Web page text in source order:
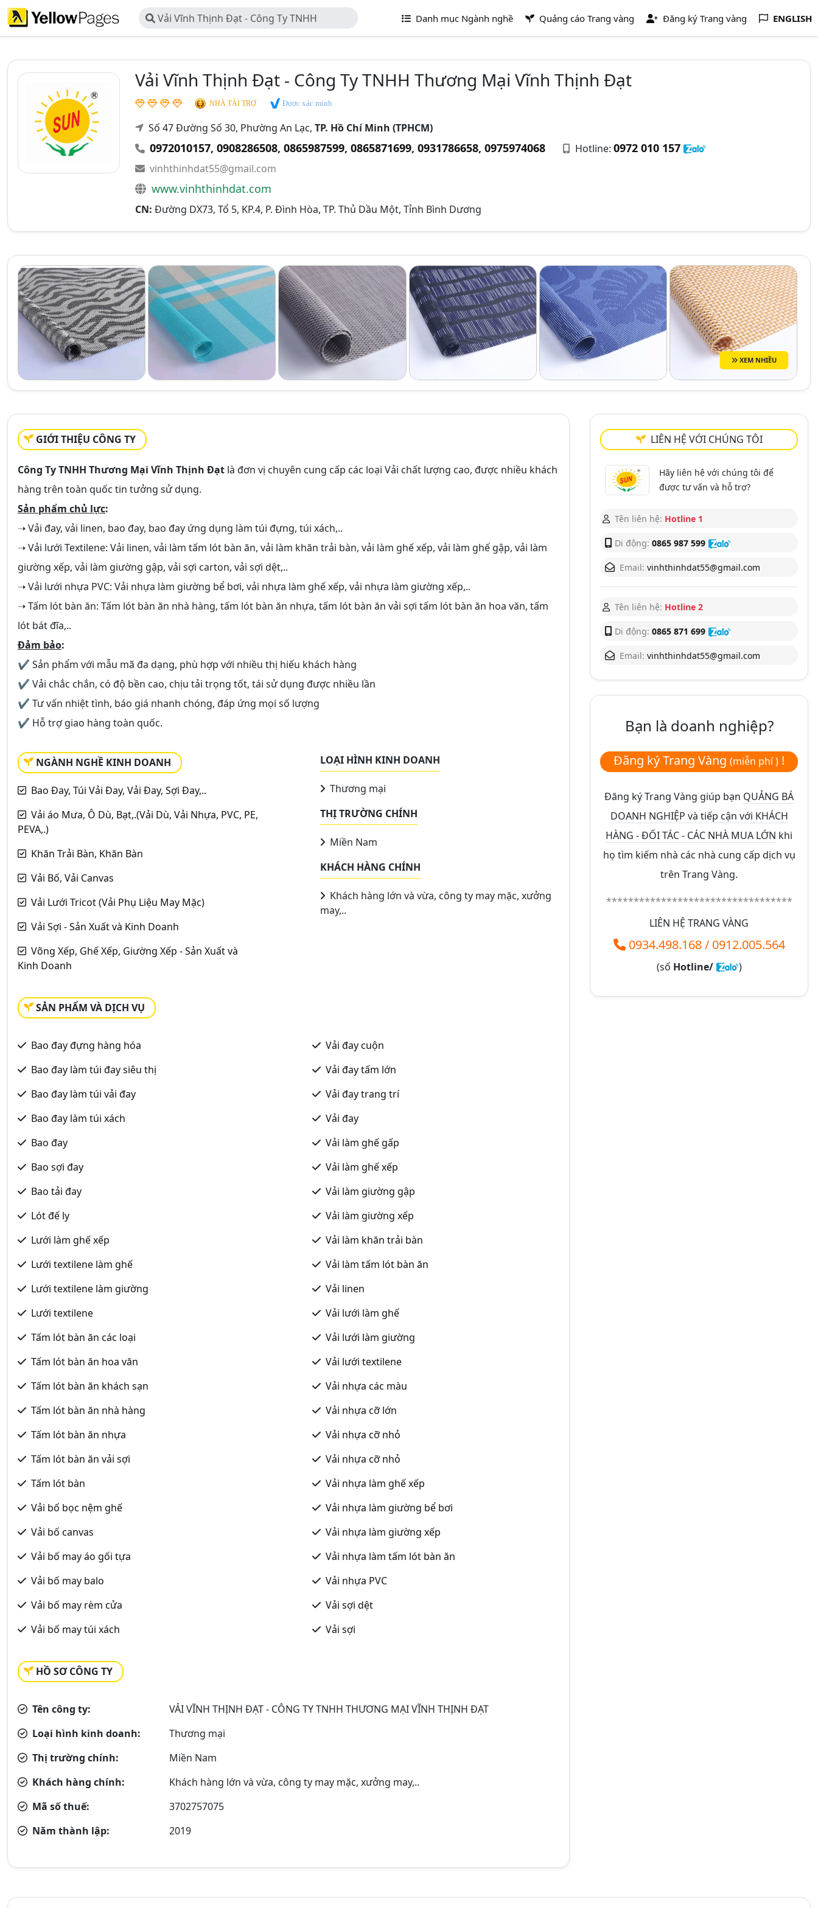
Vải Vĩnh Thịnh Đạt - Công Ty TNHH
Thương Mại Vĩnh Thịnh Đạt
Danh mục Ngành nghề Quảng cáo Trang vàng Đăng ký Trang vàng ENGLISH
Vải Vĩnh Thịnh Đạt - Công Ty TNHH Thương Mại Vĩnh Thịnh Đạt
NHÀ TÀI TRỢ Được xác minh
Số 47 Đường Số 30, Phường An Lạc, TP. Hồ Chí Minh (TPHCM)
0972010157, 0908286508, 0865987599, 0865871699, 0931786658, 0975974068 Hotline: 0972 010 157
vinhthinhdat55@gmail.com
www.vinhthinhdat.com
CN: Đường DX73, Tổ 5, KP.4, P. Đình Hòa, TP. Thủ Dầu Một, Tỉnh Bình Dương
XEM NHIỀU
GIỚI THIỆU CÔNG TY
Công Ty TNHH Thương Mại Vĩnh Thịnh Đạt là đơn vị chuyên cung cấp các loại Vải chất lượng cao, được nhiều khách
hàng trên toàn quốc tin tưởng sử dụng.
Sản phẩm chủ lực:
➝ Vải đay, vải linen, bao đay, bao đay ứng dụng làm túi đựng, túi xách,..
➝ Vải lưới Textilene: Vải linen, vải làm tấm lót bàn ăn, vải làm khăn trải bàn, vải làm ghế xếp, vải làm ghế gập, vải làm
giường xếp, vải làm giường gập, vải sợi carton, vải sợi dệt,..
➝ Vải lưới nhựa PVC: Vải nhựa làm giường bể bơi, vải nhựa làm ghế xếp, vải nhựa làm giường xếp,..
➝ Tấm lót bàn ăn: Tấm lót bàn ăn nhà hàng, tấm lót bàn ăn nhựa, tấm lót bàn ăn vải sợi tấm lót bàn ăn hoa văn, tấm
lót bát đĩa,..
Đảm bảo:
✔ Sản phẩm với mẫu mã đa dạng, phù hợp với nhiều thị hiếu khách hàng
✔ Vải chắc chắn, có độ bền cao, chịu tải trọng tốt, tái sử dụng được nhiều lần
✔ Tư vấn nhiệt tình, báo giá nhanh chóng, đáp ứng mọi số lượng
✔ Hỗ trợ giao hàng toàn quốc.
NGÀNH NGHỀ KINH DOANH
Bao Đay, Túi Vải Đay, Vải Đay, Sợi Đay,..
Vải áo Mưa, Ô Dù, Bạt,.(Vải Dù, Vải Nhựa, PVC, PE,
PEVA,.)
Khăn Trải Bàn, Khăn Bàn
Vải Bố, Vải Canvas
Vải Lưới Tricot (Vải Phụ Liệu May Mặc)
Vải Sợi - Sản Xuất và Kinh Doanh
Võng Xếp, Ghế Xếp, Giường Xếp - Sản Xuất và
Kinh Doanh
LOẠI HÌNH KINH DOANH
Thương mại
THỊ TRƯỜNG CHÍNH
Miền Nam
KHÁCH HÀNG CHÍNH
Khách hàng lớn và vừa, công ty may mặc, xưởng
may,..
SẢN PHẨM VÀ DỊCH VỤ
Bao đay đựng hàng hóa
Bao đay làm túi đay siêu thị
Bao đay làm túi vải đay
Bao đay làm túi xách
Bao đay
Bao sợi đay
Bao tải đay
Lót đế ly
Lưới làm ghế xếp
Lưới textilene làm ghế
Lưới textilene làm giường
Lưới textilene
Tấm lót bàn ăn các loại
Tấm lót bàn ăn hoa văn
Tấm lót bàn ăn khách sạn
Tấm lót bàn ăn nhà hàng
Tấm lót bàn ăn nhựa
Tấm lót bàn ăn vải sợi
Tấm lót bàn
Vải bố bọc nệm ghế
Vải bố canvas
Vải bố may áo gối tựa
Vải bố may balo
Vải bố may rèm cửa
Vải bố may túi xách
Vải đay cuộn
Vải đay tấm lớn
Vải đay trang trí
Vải đay
Vải làm ghế gấp
Vải làm ghế xếp
Vải làm giường gập
Vải làm giường xếp
Vải làm khăn trải bàn
Vải làm tấm lót bàn ăn
Vải linen
Vải lưới làm ghế
Vải lưới làm giường
Vải lưới textilene
Vải nhựa các màu
Vải nhựa cỡ lớn
Vải nhựa cỡ nhỏ
Vải nhựa cỡ nhỏ
Vải nhựa làm ghế xếp
Vải nhựa làm giường bể bơi
Vải nhựa làm giường xếp
Vải nhựa làm tấm lót bàn ăn
Vải nhựa PVC
Vải sợi dệt
Vải sợi
HỒ SƠ CÔNG TY
Tên công ty:
VẢI VĨNH THỊNH ĐẠT - CÔNG TY TNHH THƯƠNG MẠI VĨNH THỊNH ĐẠT
Loại hình kinh doanh:
Thương mại
Thị trường chính:
Miền Nam
Khách hàng chính:
Khách hàng lớn và vừa, công ty may mặc, xưởng may,..
Mã số thuế:
3702757075
Năm thành lập:
2019
LIÊN HỆ VỚI CHÚNG TÔI
Hãy liên hệ với chúng tôi để
được tư vấn và hỗ trợ?
Tên liên hệ: Hotline 1
Di động: 0865 987 599
Email: vinhthinhdat55@gmail.com
Tên liên hệ: Hotline 2
Di động: 0865 871 699
Email: vinhthinhdat55@gmail.com
Bạn là doanh nghiệp?
Đăng ký Trang Vàng (miễn phí ) !
Đăng ký Trang Vàng giúp bạn QUẢNG BÁ
DOANH NGHIỆP và tiếp cận với KHÁCH
HÀNG - ĐỐI TÁC - CÁC NHÀ MUA LỚN khi
họ tìm kiếm nhà các nhà cung cấp dịch vụ
trên Trang Vàng.
**********************************
LIÊN HỆ TRANG VÀNG
0934.498.168/ 0912.005.564
(số Hotline/ )